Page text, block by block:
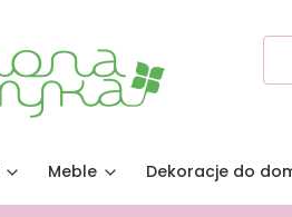
Meble Dekoracje do